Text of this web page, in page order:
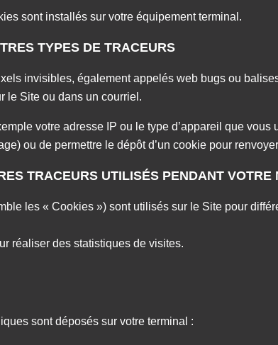
sont installés sur votre équipement terminal.
TYPES DE TRACEURS
invisibles, également appelés web bugs ou
le Site ou dans un courriel.
votre adresse IP ou le type d’appareil que vous
ou de permettre le dépôt d’un cookie pour
TRACEURS UTILISÉS PENDANT VOTRE
les « Cookies ») sont utilisés sur le Site pour
réaliser des statistiques de visites.
sont déposés sur votre terminal :